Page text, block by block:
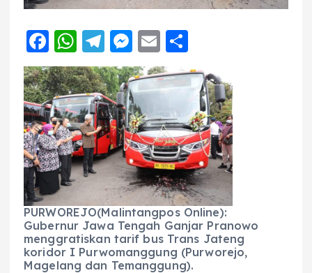
F
a
c
e
b
o
o
k
W
h
a
ts
A
p
p
T
el
e
g
r
a
m
M
e
ss
e
n
g
er
E
m
ai
l
h
a
re
PURWOREJO(Malintangpos Online):
Gubernur Jawa Tengah Ganjar Pranowo
menggratiskan tarif bus Trans Jateng
koridor I Purwomanggung (Purworejo,
Magelang dan Temanggung).